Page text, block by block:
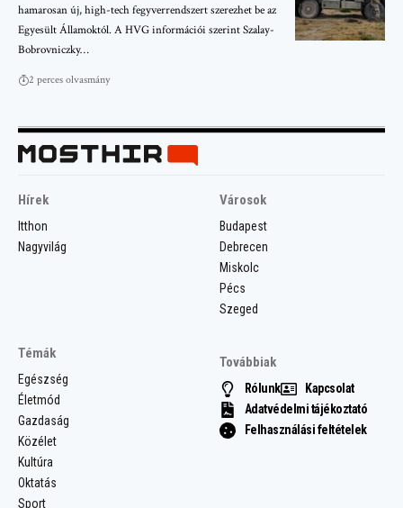
hamarosan új, high-tech fegyverrendszert szerezhet be az
Egyesült Államoktól. A HVG információi szerint Szalay-
Bobrovniczky…
2 perces olvasmány
Hírek
Itthon
Nagyvilág
Városok
Budapest
Debrecen
Miskolc
Pécs
Szeged
Témák
Egészség
Életmód
Gazdaság
Közélet
Kultúra
Oktatás
Sport
Továbbiak
Rólunk
Kapcsolat
Adatvédelmi tájékoztató
Felhasználási feltételek